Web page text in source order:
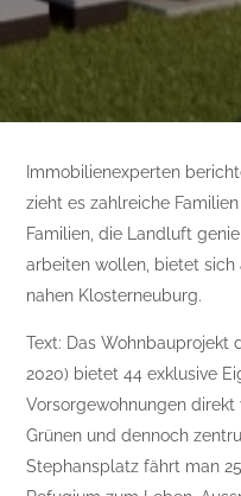
Immobilienexperten
zieht es zahlreiche
Familien, die Landluft
arbeiten wollen, bietet
nahen Klosterneuburg.
Text: Das Wohnbauprojekt
2020) bietet 44 exklusive
Vorsorgewohnungen direkt
Grünen und dennoch
Stephansplatz fährt man